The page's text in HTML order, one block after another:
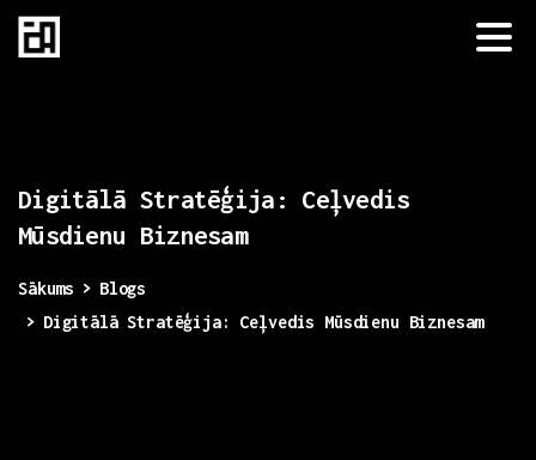
Digitālā Stratēģija:
Ceļvedis
Mūsdienu Biznesam
Sākums
Blogs
Digitālā Stratēģija: Ceļvedis Mūsdienu Biznesam